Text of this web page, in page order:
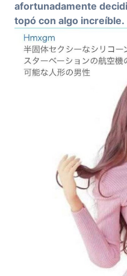
afortunadamente
topó con algo increíble.